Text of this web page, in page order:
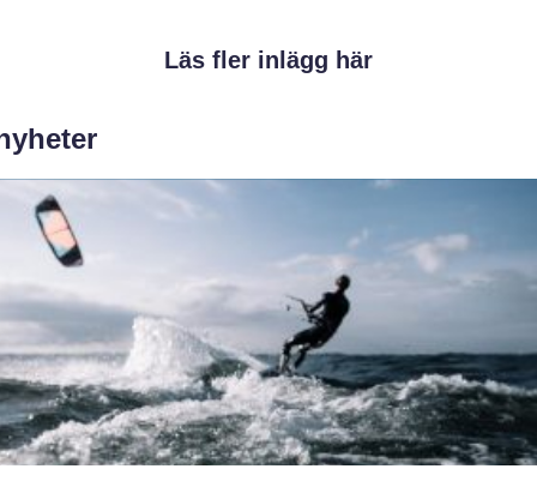
Läs fler inlägg här